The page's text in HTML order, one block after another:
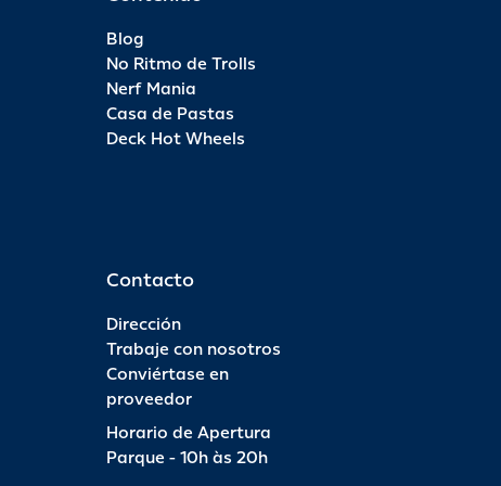
Blog
No Ritmo de Trolls
Nerf Mania
Casa de Pastas
Deck Hot Wheels
Contacto
Dirección
Trabaje con nosotros
Conviértase en
proveedor
Horario de Apertura
Parque - 10h às 20h